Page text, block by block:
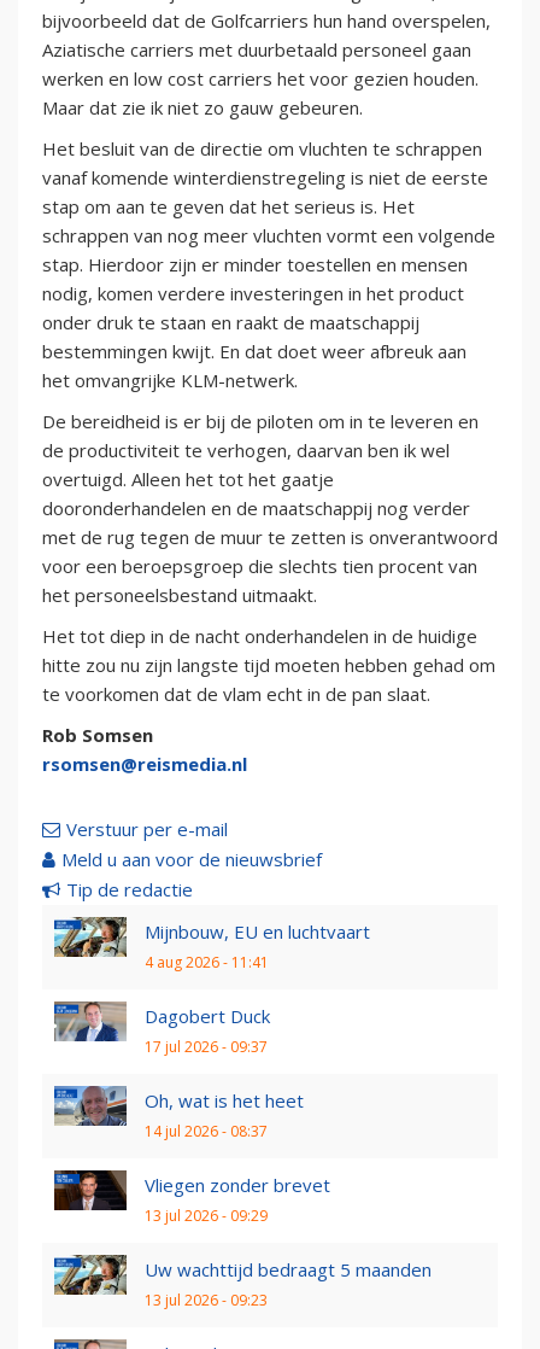
bijvoorbeeld dat de Golfcarriers hun hand overspelen,
Aziatische carriers met duurbetaald personeel gaan
werken en low cost carriers het voor gezien houden.
Maar dat zie ik niet zo gauw gebeuren.
Het besluit van de directie om vluchten te schrappen
vanaf komende winterdienstregeling is niet de eerste
stap om aan te geven dat het serieus is. Het
schrappen van nog meer vluchten vormt een volgende
stap. Hierdoor zijn er minder toestellen en mensen
nodig, komen verdere investeringen in het product
onder druk te staan en raakt de maatschappij
bestemmingen kwijt. En dat doet weer afbreuk aan
het omvangrijke KLM-netwerk.
De bereidheid is er bij de piloten om in te leveren en
de productiviteit te verhogen, daarvan ben ik wel
overtuigd. Alleen het tot het gaatje
dooronderhandelen en de maatschappij nog verder
met de rug tegen de muur te zetten is onverantwoord
voor een beroepsgroep die slechts tien procent van
het personeelsbestand uitmaakt.
Het tot diep in de nacht onderhandelen in de huidige
hitte zou nu zijn langste tijd moeten hebben gehad om
te voorkomen dat de vlam echt in de pan slaat.
Rob Somsen
rsomsen@reismedia.nl
Verstuur per e-mail
Meld u aan voor de nieuwsbrief
Tip de redactie
Mijnbouw, EU en luchtvaart
4 aug 2026 - 11:41
Dagobert Duck
17 jul 2026 - 09:37
Oh, wat is het heet
14 jul 2026 - 08:37
Vliegen zonder brevet
13 jul 2026 - 09:29
Uw wachttijd bedraagt 5 maanden
13 jul 2026 - 09:23